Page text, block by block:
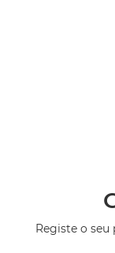
Registe o seu